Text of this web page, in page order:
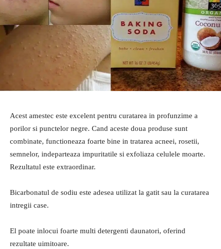
Acest amestec este excelent pentru curatarea in profunzime a
porilor si punctelor negre. Cand aceste doua produse sunt
combinate, functioneaza foarte bine in tratarea acneei, rosetii,
semnelor, indeparteaza impuritatile si exfoliaza celulele moarte.
Rezultatul este extraordinar.
Bicarbonatul de sodiu este adesea utilizat la gatit sau la curatarea
intregii case.
El poate inlocui foarte multi detergenti daunatori, oferind
rezultate uimitoare.